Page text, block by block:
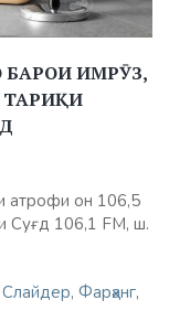
ИМРӮЗ,
ТАРИҚИ
атрофи он 106,5
Суғд 106,1 FM, ш.
Слайдер, Фарҳанг,